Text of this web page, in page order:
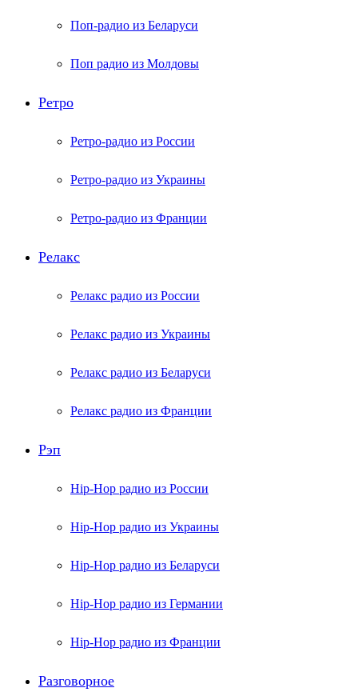
Поп-радио из Беларуси
Поп радио из Молдовы
Ретро
Ретро-радио из России
Ретро-радио из Украины
Ретро-радио из Франции
Релакс
Релакс радио из России
Релакс радио из Украины
Релакс радио из Беларуси
Релакс радио из Франции
Рэп
Hip-Hop радио из России
Hip-Hop радио из Украины
Hip-Hop радио из Беларуси
Hip-Hop радио из Германии
Hip-Hop радио из Франции
Разговорное